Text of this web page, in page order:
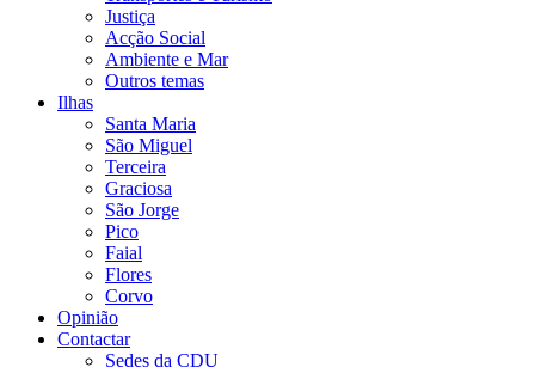
Justiça
Acção Social
Ambiente e Mar
Outros temas
Ilhas
Santa Maria
São Miguel
Terceira
Graciosa
São Jorge
Pico
Faial
Flores
Corvo
Opinião
Contactar
Sedes da CDU